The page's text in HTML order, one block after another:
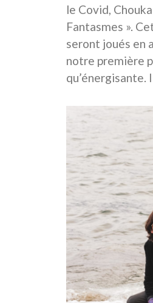
le Covid,
Fantasmes ».
seront joués en
notre première
qu’énergisante.